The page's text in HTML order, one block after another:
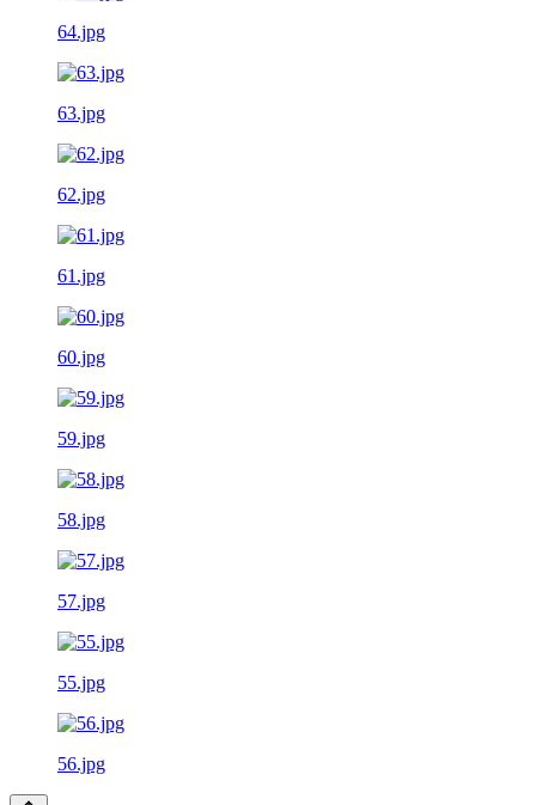
64.jpg
63.jpg
62.jpg
61.jpg
60.jpg
59.jpg
58.jpg
57.jpg
55.jpg
56.jpg